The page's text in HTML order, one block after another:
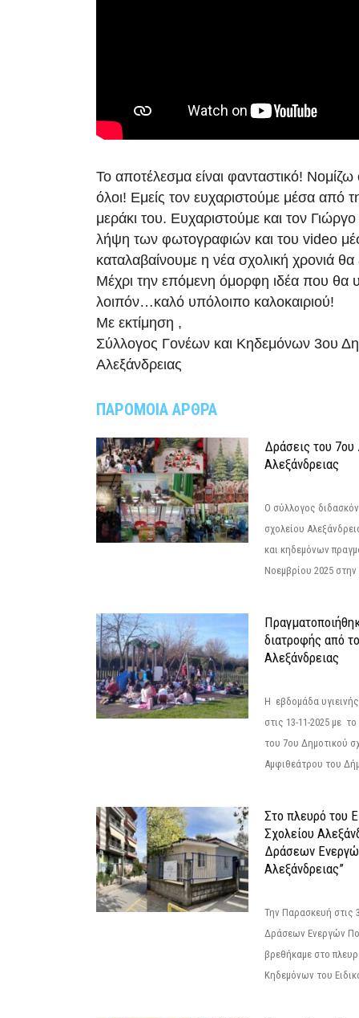
Το αποτέλεσμα είναι φανταστικό!
όλοι! Εμείς τον ευχαριστούμε μέσα από
μεράκι του. Ευχαριστούμε και τον
λήψη των φωτογραφιών και του video
καταλαβαίνουμε η νέα σχολική χρονιά θα
Μέχρι την επόμενη όμορφη ιδέα που θα
λοιπόν…καλό υπόλοιπο καλοκαιριού!
Με εκτίμηση ,
Σύλλογος Γονέων και Κηδεμόνων 3ου
Αλεξάνδρειας
ΠΑΡΟΜΟΙΑ ΑΡΘΡΑ
Δράσεις του 7ου
Αλεξάνδρειας
Ο σύλλογος
σχολείου
και κηδεμόνων
Νοεμβρίου 2025
διατροφής από
Αλεξάνδρειας
Η εβδομάδα
στις 13-11-2025 με
του 7ου Δημοτικού
Αμφιθεάτρου του
Στο πλευρό του
Σχολείου
Δράσεων
Αλεξάνδρειας”
Την Παρασκευή
Δράσεων Ενεργών
βρεθήκαμε στο
Κηδεμόνων του